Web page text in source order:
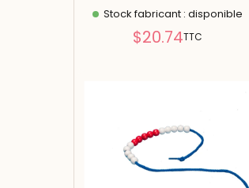
Stock fabricant : disponible
Prix
$20.74TTC